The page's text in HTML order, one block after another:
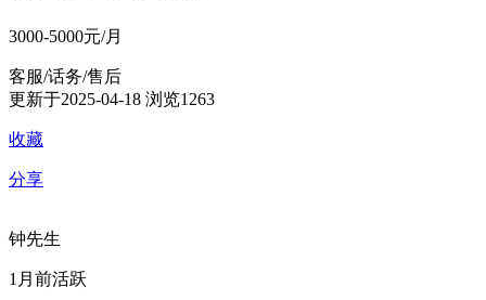
3000-5000元/月
客服/话务/售后
更新于2025-04-18 浏览1263
收藏
分享
钟先生
1月前活跃